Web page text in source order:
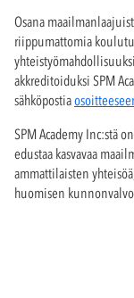
Osana
riippumattomia
akkreditoiduksi SPM
sähköpostia
SPM Academy Inc:stä
edustaa kasvavaa
ammattilaisten
huomisen